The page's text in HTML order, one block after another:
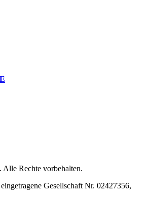
Rechte vorbehalten.
Gesellschaft Nr. 02427356,